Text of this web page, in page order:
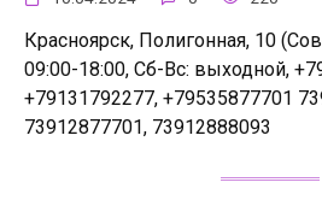
Красноярск, Полигонная, 10
09:00-18:00, Сб-Вс: выходной,
+79131792277, +79535877701
73912877701, 73912888093